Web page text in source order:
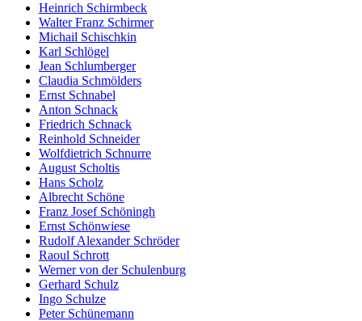
Heinrich Schirmbeck
Walter Franz Schirmer
Michail Schischkin
Karl Schlögel
Jean Schlumberger
Claudia Schmölders
Ernst Schnabel
Anton Schnack
Friedrich Schnack
Reinhold Schneider
Wolfdietrich Schnurre
August Scholtis
Hans Scholz
Albrecht Schöne
Franz Josef Schöningh
Ernst Schönwiese
Rudolf Alexander Schröder
Raoul Schrott
Werner von der Schulenburg
Gerhard Schulz
Ingo Schulze
Peter Schünemann